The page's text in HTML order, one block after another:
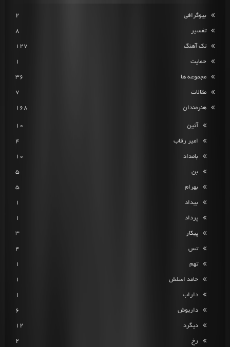
بیوگرافی 2
تفسیر 8
تک آهنگ 127
حمایت 1
مجموعه ها 36
مقالات 7
هنرمندان 168
آئین 10
امیر رقاب 4
بامداد 10
بن 5
بهرام 5
بیداد 1
پرداد 1
پیکار 3
تس 4
تهم 1
حامد اسلش 1
داراب 1
داریوش 6
دیگرد 12
رخ 2